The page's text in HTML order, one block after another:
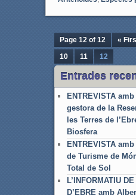
Page 12 of 12 «
10
11 12
Entrades
ENTREVISTA
gestora de la
les Terres de
Biosfera
ENTREVISTA
de Turisme de
Total de Sol
L’INFORMATIU
D’EBRE amb